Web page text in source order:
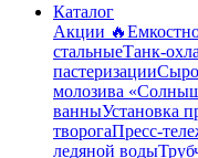
Каталог
Акции 🔥
стальныеТанк-
пастеризации
молозива
ванныУстановка
творогаПресс-
ледяной воды